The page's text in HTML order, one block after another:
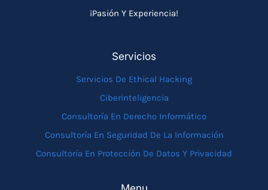
¡Pasión Y Experiencia!
Servicios
Servicios De Ethical Hacking
Ciberinteligencia
Consultoría En Derecho Informático
Consultoría En Seguridad De La Información
Consultoría En Protección De Datos Y Privacidad